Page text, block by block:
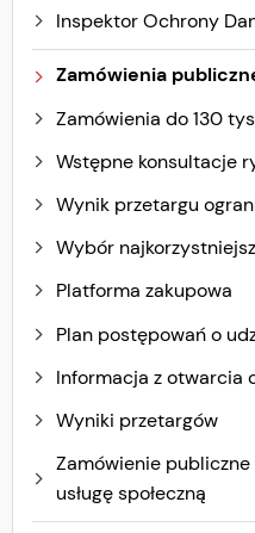
Inspektor Ochrony
Zamówienia
Zamówienia do 130
Wstępne konsultacje
Wynik przetargu
Wybór
Platforma zakupowa
Plan postępowań o
Informacja z otwarcia
Wyniki przetargów
Zamówienie publiczne
usługę społeczną